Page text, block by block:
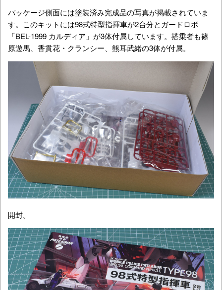
パッケージ側面には塗装済み完成品の写真が掲載されていま
す。このキットには98式特型指揮車が2台分とガードロボ
「BEL-1999 カルディア」が3体付属しています。搭乗者も篠
原遊馬、香貫花・クランシー、熊耳武緒の3体が付属。
開封。